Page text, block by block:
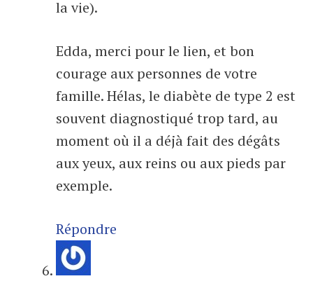
la vie).
Edda, merci pour le lien, et bon
courage aux personnes de votre
famille. Hélas, le diabète de type 2 est
souvent diagnostiqué trop tard, au
moment où il a déjà fait des dégâts
aux yeux, aux reins ou aux pieds par
exemple.
Répondre